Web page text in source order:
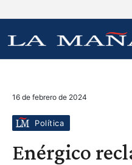
16 de febrero de 2024
Política
Enérgico